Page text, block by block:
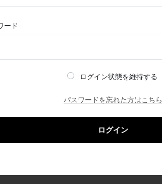
ード
ログイン状態を維持する
パスワードを忘れた方はこちら
ログイン